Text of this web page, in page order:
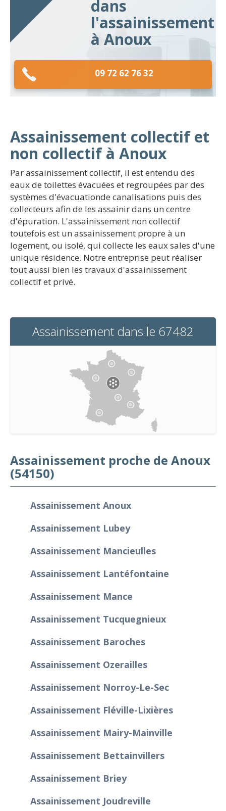
dans
l'assainissement
à Anoux
09 72 62 76 32
Assainissement collectif et
non collectif à Anoux
Par assainissement collectif, il est entendu des
eaux de toilettes évacuées et regroupées par des
systèmes d'évacuationde canalisations puis des
collecteurs afin de les assainir dans un centre
d'épuration. L'assainissement non collectif
toutefois est un assainissement propre à un
logement, ou isolé, qui collecte les eaux sales d'une
unique résidence. Notre entreprise peut réaliser
tout aussi bien les travaux d'assainissement
collectif et privé.
Assainissement dans le 67482
Assainissement proche de Anoux
(54150)
Assainissement Anoux
Assainissement Lubey
Assainissement Mancieulles
Assainissement Lantéfontaine
Assainissement Mance
Assainissement Tucquegnieux
Assainissement Baroches
Assainissement Ozerailles
Assainissement Norroy-Le-Sec
Assainissement Fléville-Lixières
Assainissement Mairy-Mainville
Assainissement Bettainvillers
Assainissement Briey
Assainissement Joudreville